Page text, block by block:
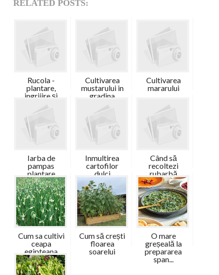
RELATED POSTS:
Rucola -
plantare,
ingrijire și
Cultivarea
mustarului in
gradina
Cultivarea
mararului
Iarba de
pampas
plantare
Inmultirea
cartofilor
dulci
Când să
recoltezi
rubarbă
pentru ce...
Cum sa cultivi
ceapa
egipteana
umbl...
Cum să crești
floarea
soarelui
O mare
greșeală la
prepararea
span...